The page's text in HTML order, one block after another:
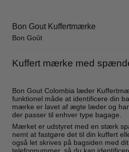
Bon Gout Kuffertmærke
Bon Goût
Kuffert mærke med
Bon Gout Colombia læder
funktionel måde at identificere din
mærke er lavet af ægte læder og
der passer til enhver type bagage.
Mærket er udstyret med en stærk
nemt at fastgøre det til din kuffert
også let skrives på bagsiden med